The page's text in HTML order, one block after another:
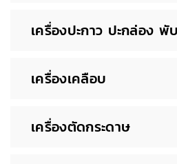
เครื่องปะกาว ปะกล่อง พั
เครื่องเคลือบ
เครื่องตัดกระดาษ